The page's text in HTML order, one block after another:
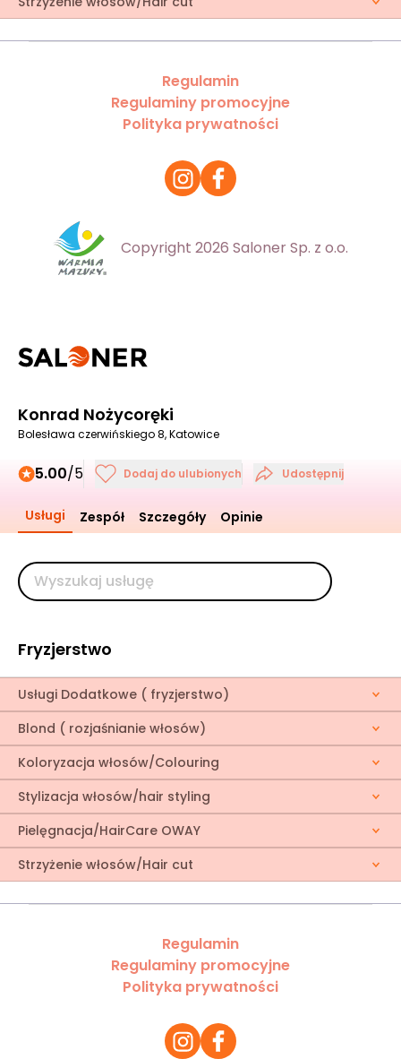
Regulamin
Regulaminy promocyjne
Polityka prywatności
Copyright 2026 Saloner Sp. z o.o.
Konrad Nożycoręki
Bolesława czerwińskiego 8, Katowice
5.00/5 Dodaj do ulubionych Udostępnij
Usługi Zespół Szczegóły Opinie
Fryzjerstwo
Usługi Dodatkowe ( fryzjerstwo)
Blond ( rozjaśnianie włosów)
Koloryzacja włosów/Colouring
Stylizacja włosów/hair styling
Pielęgnacja/HairCare OWAY
Strzyżenie włosów/Hair cut
Regulamin
Regulaminy promocyjne
Polityka prywatności